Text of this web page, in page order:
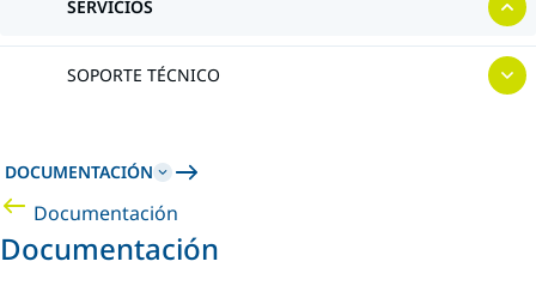
SERVICIOS
SOPORTE TÉCNICO
DOCUMENTACIÓN
Documentación
Documentación